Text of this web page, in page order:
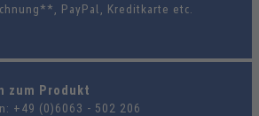
PayPal, Kreditkarte etc.
zum Produkt
+49 (0)6063 - 502 206